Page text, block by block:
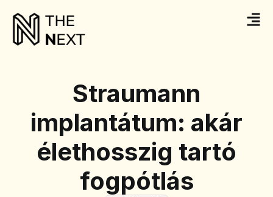
Straumann
implantátum: akár
élethosszig tartó
fogpótlás